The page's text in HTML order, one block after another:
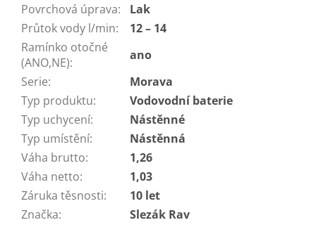
Povrchová úprava:
Lak
Průtok vody l/min:
12 – 14
Ramínko otočné
(ANO,NE):
ano
Serie:
Morava
Typ produktu:
Vodovodní baterie
Typ uchycení:
Nástěnné
Typ umístění:
Nástěnná
Váha brutto:
1,26
Váha netto:
1,03
Záruka těsnosti:
10 let
Značka: Slezák Rav